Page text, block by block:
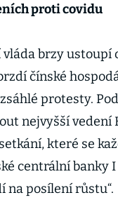
proti covidu
brzy ustoupí
čínské
protesty.
nejvyšší vedení
které se
centrální banky
na posílení růstu“.